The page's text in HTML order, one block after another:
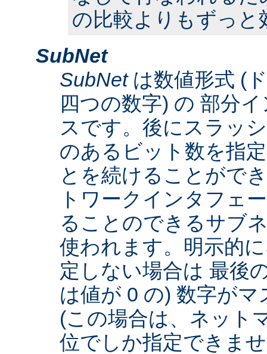
の比較よりもずっと
SubNet
SubNetは数値形式 (
四つの数字) の 部分
スです。後にスラッ
のあるビット数を指
とを続けることがで
トワークインタフェ
ることのできるサブ
使われます。明示的
定しない場合は 最後
は値が 0 の) 数字が
(この場合は、ネット
位でしか指定できま